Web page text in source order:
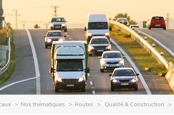
Nos thématiques Routes Qualité & Construction